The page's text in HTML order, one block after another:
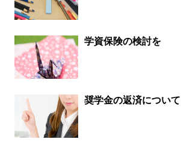
学資保険の検討を
奨学金の返済について